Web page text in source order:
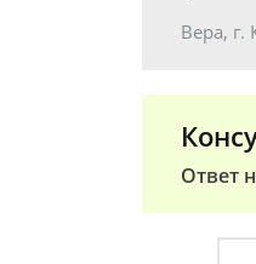
Вера, г.
Ответ